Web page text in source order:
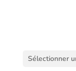
Sélectionner